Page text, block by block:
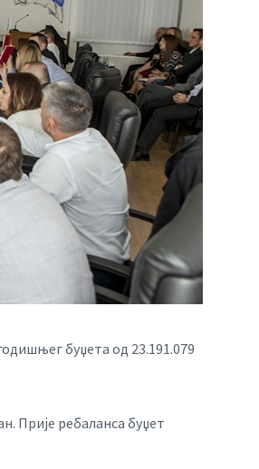
буџета од 23.191.079
Прије ребаланса буџет